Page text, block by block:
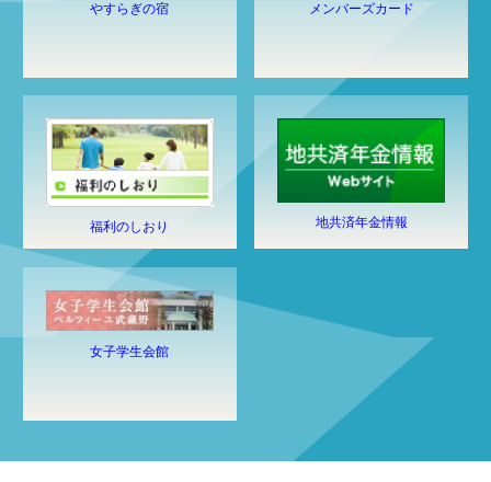
やすらぎの宿 メンバーズカード
福利のしおり 地共済年金情報
女子学生会館